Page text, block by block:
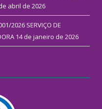
abril de 2026
2026 SERVIÇO DE
14 de janeiro de 2026